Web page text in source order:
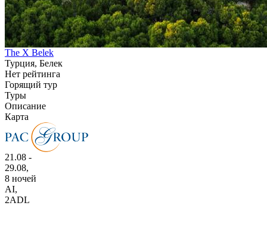
The X Belek
Турция, Белек
Нет рейтинга
Горящий тур
Туры
Описание
Карта
21.08 -
29.08,
8 ночей
AI,
2ADL